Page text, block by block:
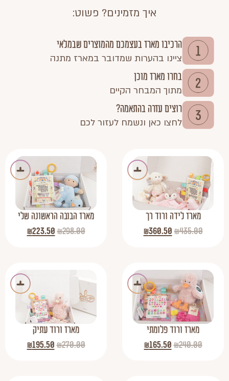
איך מזמינים? פשוט:
הרכיבו מארז בעצמכם מהמוצרים שבמלאי
ציינו בהערות שמדובר במארז מתנה
בחרו מארז מוכן
מתוך המבחר הקיים
רוצים עזרה בהתאמה?
לחצו כאן ונשמח לעזור לכם
₪435.00
₪360.50
מארז לידה ורוד רך
₪298.00
₪223.50
מארז הבובה הראשונה שלי
₪240.00
₪165.50
מארז ורוד פלומתי
₪270.00
₪195.50
מארז ורוד עתיק